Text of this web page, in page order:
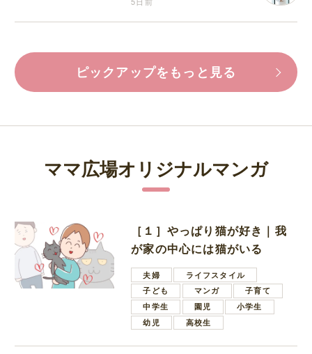
ピックアップをもっと見る
ママ広場オリジナルマンガ
［１］やっぱり猫が好き｜我
が家の中心には猫がいる
夫婦
ライフスタイル
子ども
マンガ
子育て
中学生
園児
小学生
幼児
高校生